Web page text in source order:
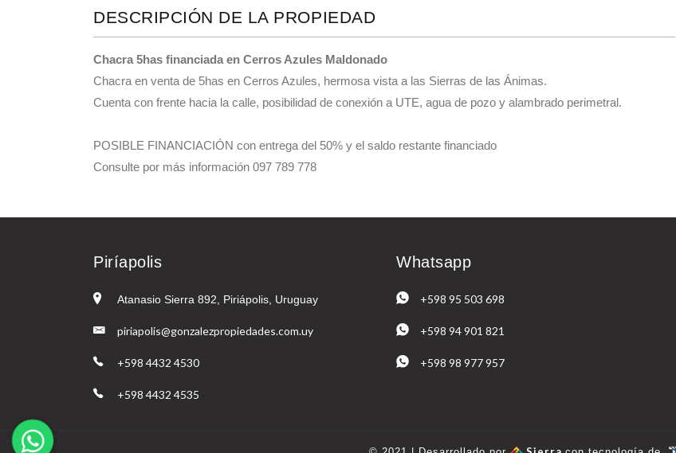
DESCRIPCIÓN DE LA PROPIEDAD
Chacra 5has financiada en Cerros Azules Maldonado
Chacra en venta de 5has en Cerros Azules, hermosa vista a las Sierras de las Ánimas.
Cuenta con frente hacia la calle, posibilidad de conexión a UTE, agua de pozo y alambrado perimetral.
POSIBLE FINANCIACIÓN con entrega del 50% y el saldo restante financiado
Consulte por más información 097 789 778
Piríapolis
Atanasio Sierra 892, Piriápolis, Uruguay
piriapolis@gonzalezpropiedades.com.uy
+598 4432 4530
+598 4432 4535
Whatsapp
+598 95 503 698
+598 94 901 821
+598 98 977 957